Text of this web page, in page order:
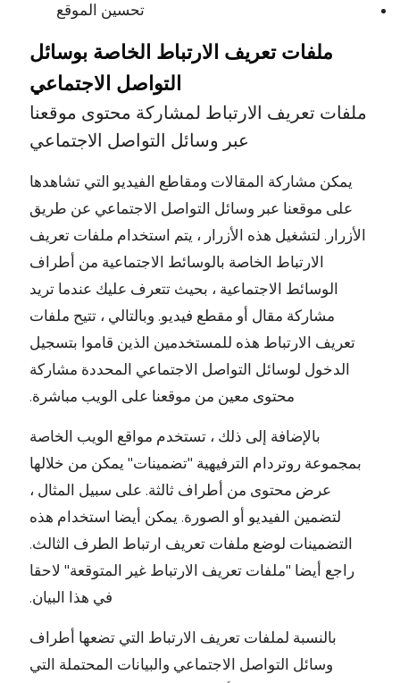
تحسين الموقع
ملفات تعريف الارتباط الخاصة بوسائل
التواصل الاجتماعي
ملفات تعريف الارتباط لمشاركة محتوى موقعنا
عبر وسائل التواصل الاجتماعي
يمكن مشاركة المقالات ومقاطع الفيديو التي تشاهدها
على موقعنا عبر وسائل التواصل الاجتماعي عن طريق
الأزرار. لتشغيل هذه الأزرار ، يتم استخدام ملفات تعريف
الارتباط الخاصة بالوسائط الاجتماعية من أطراف
الوسائط الاجتماعية ، بحيث تتعرف عليك عندما تريد
مشاركة مقال أو مقطع فيديو. وبالتالي ، تتيح ملفات
تعريف الارتباط هذه للمستخدمين الذين قاموا بتسجيل
الدخول لوسائل التواصل الاجتماعي المحددة مشاركة
محتوى معين من موقعنا على الويب مباشرة.
بالإضافة إلى ذلك ، تستخدم مواقع الويب الخاصة
بمجموعة روتردام الترفيهية "تضمينات" يمكن من خلالها
عرض محتوى من أطراف ثالثة. على سبيل المثال ،
لتضمين الفيديو أو الصورة. يمكن أيضا استخدام هذه
التضمينات لوضع ملفات تعريف ارتباط الطرف الثالث.
راجع أيضا "ملفات تعريف الارتباط غير المتوقعة" لاحقا
في هذا البيان.
بالنسبة لملفات تعريف الارتباط التي تضعها أطراف
وسائل التواصل الاجتماعي والبيانات المحتملة التي